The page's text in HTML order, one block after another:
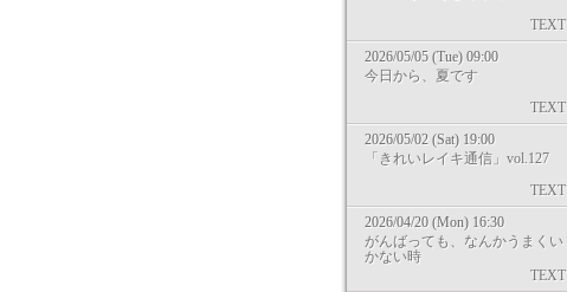
TEXT
2026/05/05 (Tue) 09:00
今日から、夏です
TEXT
2026/05/02 (Sat) 19:00
「きれいレイキ通信」vol.127
TEXT
2026/04/20 (Mon) 16:30
がんばっても、なんかうまくい
かない時
TEXT